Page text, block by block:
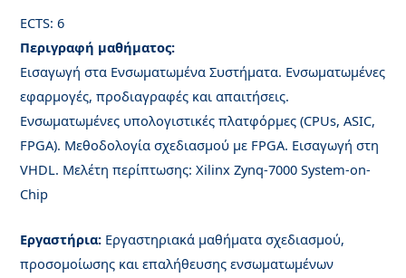
ECTS: 6
Περιγραφή μαθήματος:
Εισαγωγή στα Ενσωματωμένα Συστήματα. Ενσωματωμένες
εφαρμογές, προδιαγραφές και απαιτήσεις.
Ενσωματωμένες υπολογιστικές πλατφόρμες (CPUs, ASIC,
FPGA). Μεθοδολογία σχεδιασμού με FPGA. Εισαγωγή στη
VHDL. Μελέτη περίπτωσης: Xilinx Zynq-7000 System-on-
Chip
Εργαστήρια: Εργαστηριακά μαθήματα σχεδιασμού,
προσομοίωσης και επαλήθευσης ενσωματωμένων